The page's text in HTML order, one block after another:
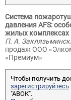
Система
давления AFS:
жилых комплексах
П. А.
продаж ООО
«Премиум»
Чтобы получить
зарегистрируйтесь
"АВОК".